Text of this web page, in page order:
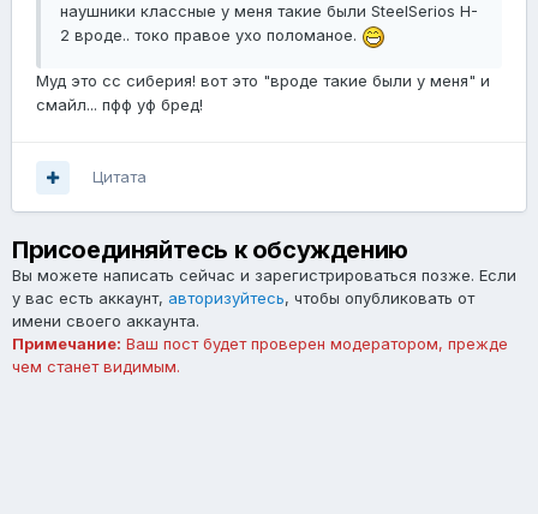
наушники классные у меня такие были SteelSerios H-
2 вроде.. токо правое ухо поломаное.
Муд это сс сиберия! вот это "вроде такие были у меня" и
смайл... пфф уф бред!
Цитата
Присоединяйтесь к обсуждению
Вы можете написать сейчас и зарегистрироваться позже. Если
у вас есть аккаунт, авторизуйтесь, чтобы опубликовать от
имени своего аккаунта.
Примечание: Ваш пост будет проверен модератором, прежде
чем станет видимым.